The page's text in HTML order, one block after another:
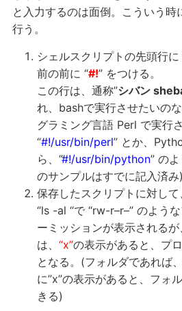
と入力するのは面倒。こういう
行う。
シェルスクリプトの先頭行
前の前に “#!” をつける。
この行は、通称”シバン
れ、bashで実行させたいのな
グラミング言語 Perl で実行
“#!/usr/bin/perl” とか、
ら、”#!/usr/bin/python” の
のサンプルはすでに記入済み)
保存したスクリプトに対して
“ls -al “で “rw-r–r–” のよう
ーミッションが表示される
は、 “x”の表示があると、プ
となる。(フォルダであれば
に”x”の表示があると、フォ
きる)